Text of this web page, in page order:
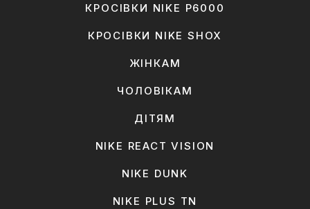
КРОСІВКИ NIKE P6000
КРОСІВКИ NIKE SHOX
ЖІНКАМ
ЧОЛОВІКАМ
ДІТЯМ
NIKE REACT VISION
NIKE DUNK
NIKE PLUS TN